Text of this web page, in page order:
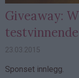
Giveaway:
23.03.2015
Sponset innlegg.